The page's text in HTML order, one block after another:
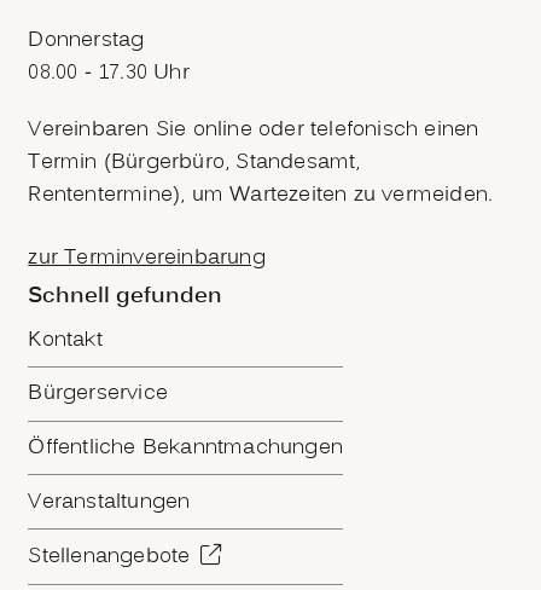
Donnerstag
08.00 - 17.30 Uhr
Vereinbaren Sie online oder telefonisch einen
Termin (Bürgerbüro, Standesamt,
Rententermine), um Wartezeiten zu vermeiden.
zur Terminvereinbarung
Schnell gefunden
Kontakt
Bürgerservice
Öffentliche Bekanntmachungen
Veranstaltungen
Stellenangebote